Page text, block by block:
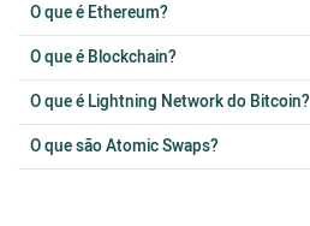
O que é Ethereum?
O que é Blockchain?
O que é Lightning Network do Bitcoin?
O que são Atomic Swaps?